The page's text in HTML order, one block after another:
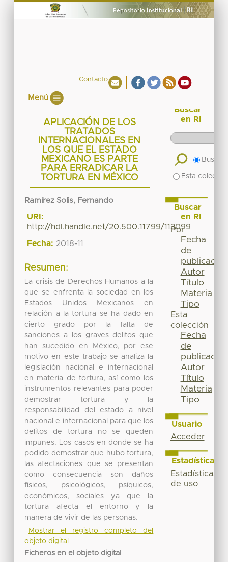
Contacto
Menú
APLICACIÓN DE LOS
TRATADOS
INTERNACIONALES EN
LOS QUE EL ESTADO
MEXICANO ES PARTE
PARA ERRADICAR LA
TORTURA EN MÉXICO
Ramírez Solis, Fernando
URI:
http://hdl.handle.net/20.500.11799/113099
Fecha: 2018-11
Resumen:
La crisis de Derechos Humanos a la
que se enfrenta la sociedad en los
Estados Unidos Mexicanos en
relación a la tortura se ha dado en
cierto grado por la falta de
sanciones a los graves delitos que
han sucedido en México, por ese
motivo en este trabajo se analiza la
legislación nacional e internacional
en materia de tortura, así como los
instrumentos relevantes para poder
demostrar tortura y la
responsabilidad del estado a nivel
nacional e internacional para que los
delitos de tortura no se queden
impunes. Los casos en donde se ha
podido demostrar que hubo tortura,
las afectaciones que se presentan
como consecuencia son daños
físicos, psicológicos, psíquicos,
económicos, sociales ya que la
tortura afecta el entorno y la
manera de vivir de las personas.
Mostrar el registro completo del
objeto digital
Ficheros en el objeto digital
Buscar
en RI
Buscar
Esta
Buscar
en RI
Por
Fecha
de
publicación
Autor
Título
Materia
Tipo
Esta
colección
Fecha
de
publicación
Autor
Título
Materia
Tipo
Usuario
Acceder
Estadísticas
Estadísticas
de uso